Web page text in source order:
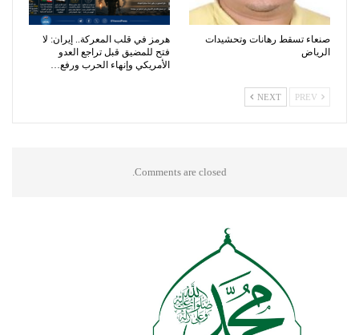
صنعاء تسقط رهانات وتحشيدات
الرياض
هرمز في قلب المعركة.. إيران: لا
فتح للمضيق قبل تراجع العدو
الأمريكي وإنهاء الحرب ورفع…
NEXT
Comments are closed.